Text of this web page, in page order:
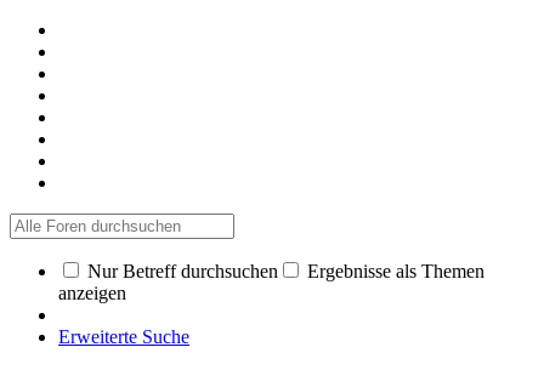
Nur Betreff durchsuchen
Ergebnisse als Themen
anzeigen
Erweiterte Suche